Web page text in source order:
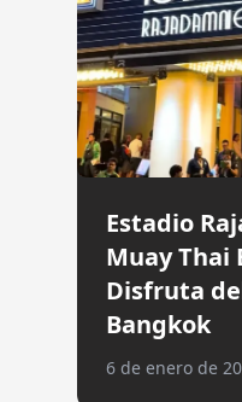
Estadio
Muay Thai
Disfruta
Bangkok
6 de enero de